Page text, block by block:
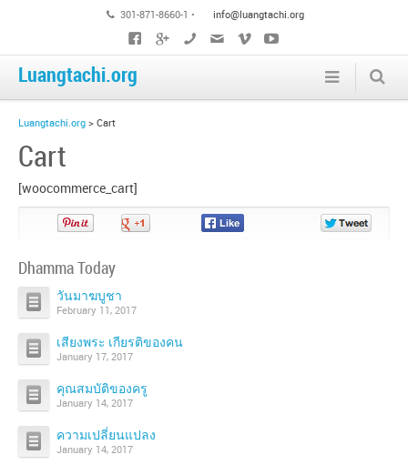
301-871-8660-1 • info@luangtachi.org
Luangtachi.org
Luangtachi.org > Cart
Cart
[woocommerce_cart]
Share
Dhamma Today
วันมาฆบูชา
February 11, 2017
เสียงพระ เกียรติของคน
January 17, 2017
คุณสมบัติของครู
January 14, 2017
ความเปลี่ยนแปลง
January 14, 2017